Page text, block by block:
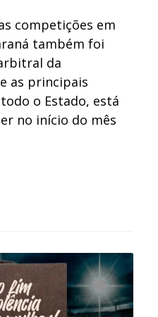
competições em
também foi
da
as principais
o Estado, está
no início do mês